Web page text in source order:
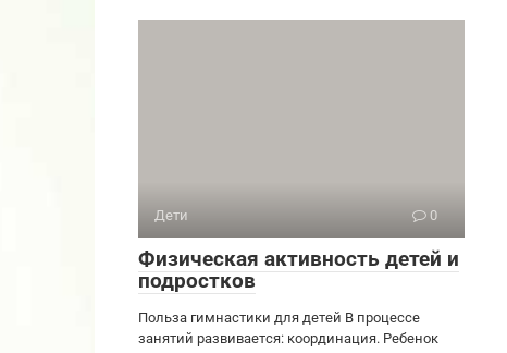
Дети 0
Физическая активность детей и
подростков
Польза гимнастики для детей В процессе
занятий развивается: координация. Ребенок